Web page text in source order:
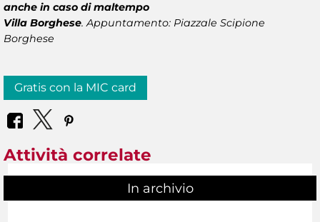
anche in caso di maltempo
Villa Borghese.Appuntamento: Piazzale Scipione
Borghese
Gratis con la MIC card
Attività correlate
In archivio